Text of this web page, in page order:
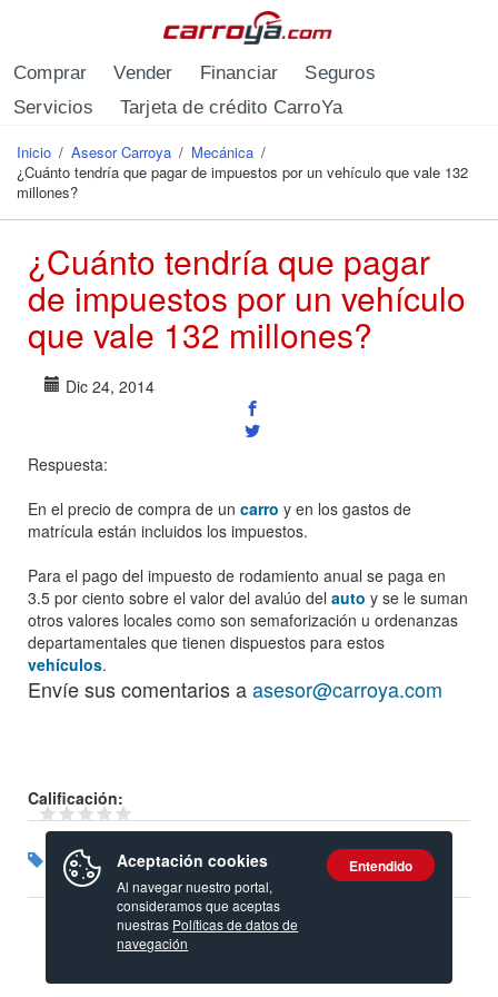
Comprar Vender Financiar
Seguros
Servicios
Tarjeta de crédito CarroYa
Se encuentra usted aquí
Inicio / Asesor Carroya / Mecánica /
¿Cuánto tendría que pagar de impuestos por un vehículo que vale 132
millones?
¿Cuánto tendría que pagar
de impuestos por un vehículo
que vale 132 millones?
Dic 24, 2014
Respuesta:
En el precio de compra de un carro y en los gastos de
matrícula están incluidos los impuestos.
Para el pago del impuesto de rodamiento anual se paga en
3.5 por ciento sobre el valor del avalúo del auto y se le suman
otros valores locales como son semaforización u ordenanzas
departamentales que tienen dispuestos para estos
vehículos.
Envíe sus comentarios aasesor@carroya.com
Calificación:
Etiquetas: Carros Colombia
Aceptación cookies
Al navegar nuestro portal,
consideramos que aceptas
nuestras Políticas de datos de
navegación
Entendido